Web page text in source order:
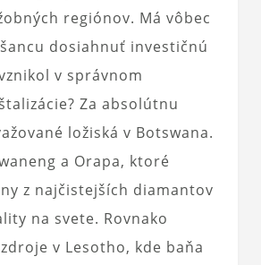
regiónov. Má vôbec
dosiahnuť investičnú
v správnom
Za absolútnu
ložiská v Botswana.
a Orapa, ktoré
z najčistejších diamantov
na svete. Rovnako
v Lesotho, kde baňa